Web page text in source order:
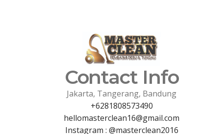
Contact Info
Jakarta, Tangerang, Bandung
+6281808573490
hellomasterclean16@gmail.com
Instagram : @masterclean2016